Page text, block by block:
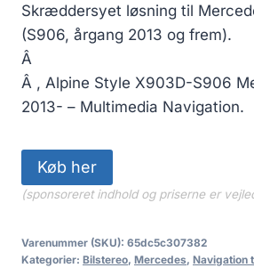
14,999.00
Skræddersyet løsning til
(S906, årgang 2013 og frem).
Â
Â , Alpine Style X903D-S906
2013- – Multimedia Navigation.
Køb her
(sponsoreret indhold og priserne er
Varenummer (SKU): 65dc5c307382
Kategorier: Bilstereo, Mercedes, Navigation